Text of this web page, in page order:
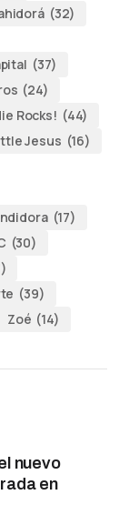
(32)
(37)
(24)
Rocks! (44)
Jesus (16)
(17)
(30)
(39)
Zoé (14)
nuevo
en